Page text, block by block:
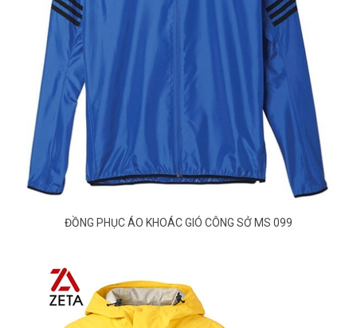
ĐỒNG PHỤC ÁO KHOÁC GIÓ CÔNG SỞ MS 099